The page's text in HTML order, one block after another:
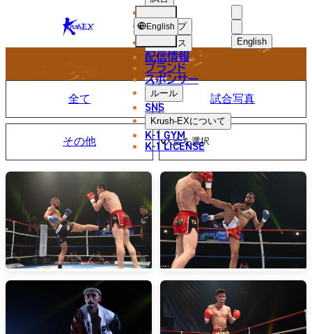
KRUSH-
EX
English
العربية
ショップ
ニュース
配信情報
ブランド
スポンサー
ルール
SNS
Krush-EXについて
K-1 GYM
K-1 LICENSE
English
PHOTO
写真
全て 試合写真
その他